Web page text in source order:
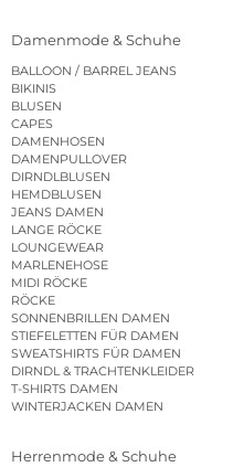
Damenmode & Schuhe
BALLOON / BARREL JEANS
BIKINIS
BLUSEN
CAPES
DAMENHOSEN
DAMENPULLOVER
DIRNDLBLUSEN
HEMDBLUSEN
JEANS DAMEN
LANGE RÖCKE
LOUNGEWEAR
MARLENEHOSE
MIDI RÖCKE
RÖCKE
SONNENBRILLEN DAMEN
STIEFELETTEN FÜR DAMEN
SWEATSHIRTS FÜR DAMEN
DIRNDL & TRACHTENKLEIDER
T-SHIRTS DAMEN
WINTERJACKEN DAMEN
Herrenmode & Schuhe